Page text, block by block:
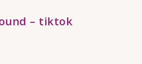
– tiktok